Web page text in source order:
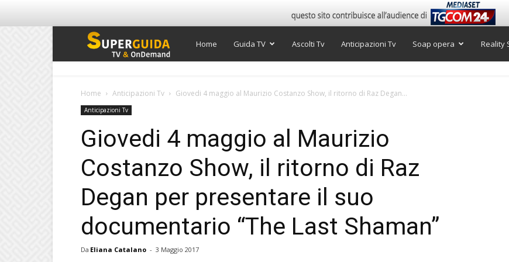
Super
Home Guida TV Ascolti Tv Anticipazioni Tv Soap opera Reality
Home Anticipazioni Tv Giovedi 4 maggio al Maurizio Costanzo Show, il ritorno di Raz Degan...
Anticipazioni Tv
Giovedi 4 maggio al Maurizio
Costanzo Show, il ritorno di Raz
Degan per presentare il suo
documentario “The Last Shaman”
Da Eliana Catalano - 3 Maggio 2017